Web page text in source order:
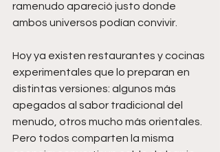
ramenudo apareció justo donde
ambos universos podían convivir.
Hoy ya existen restaurantes y cocinas
experimentales que lo preparan en
distintas versiones: algunos más
apegados al sabor tradicional del
menudo, otros mucho más orientales.
Pero todos comparten la misma